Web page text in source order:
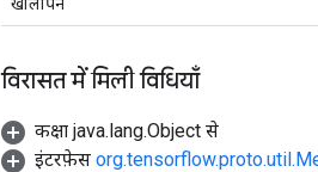
विरासत में मिली विधियाँ
कक्षा java.lang.Object से
इंटरफ़ेस